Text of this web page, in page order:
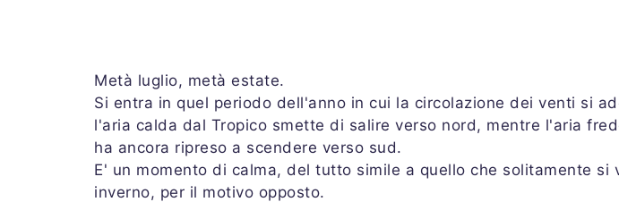
Metà luglio, metà estate.
Si entra in quel periodo dell'anno in cui la circolazione dei venti si
l'aria calda dal Tropico smette di salire verso nord, mentre l'aria
ha ancora ripreso a scendere verso sud.
E' un momento di calma, del tutto simile a quello che solitamente si
inverno, per il motivo opposto.